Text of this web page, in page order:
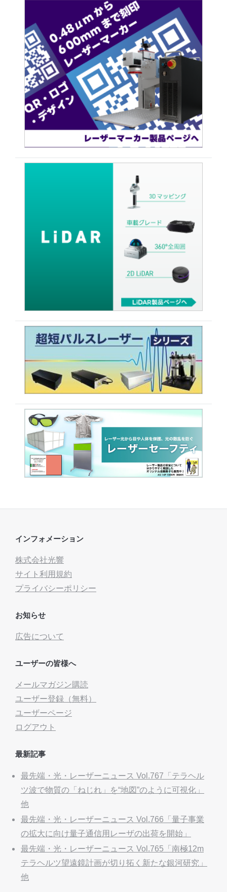
インフォメーション
株式会社光響
サイト利用規約
プライバシーポリシー
お知らせ
広告について
ユーザーの皆様へ
メールマガジン購読
ユーザー登録（無料）
ユーザーページ
ログアウト
最新記事
最先端・光・レーザーニュース Vol.767「テラヘル
ツ波で物質の「ねじれ」を“地図”のように可視化」
他
最先端・光・レーザーニュース Vol.766「量子事業
の拡大に向け量子通信用レーザの出荷を開始」
最先端・光・レーザーニュース Vol.765「南極12m
テラヘルツ望遠鏡計画が切り拓く新たな銀河研究」
他